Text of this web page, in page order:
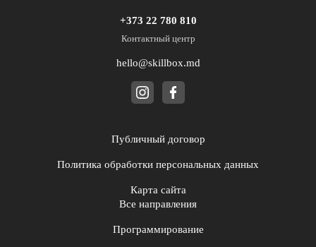
+373 22 780 810
Контактный центр
hello@skillbox.md
Публичный договор
Политика обработки персональных данных
Карта сайта
Все направления
Программирование